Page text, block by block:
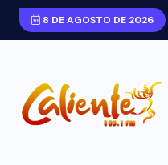
8 DE AGOSTO DE 2026